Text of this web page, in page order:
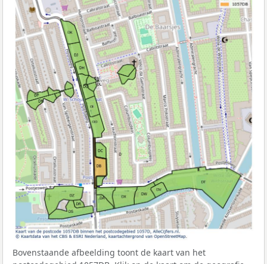
Bovenstaande afbeelding toont de kaart van het